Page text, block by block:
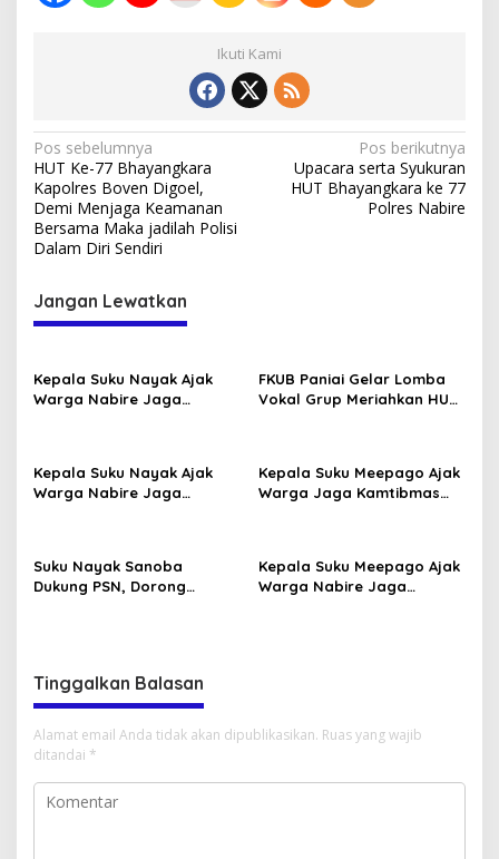
Ikuti Kami
Navigasi
pos
Pos sebelumnya
HUT Ke-77 Bhayangkara
Kapolres Boven Digoel,
Demi Menjaga Keamanan
Bersama Maka jadilah Polisi
Dalam Diri Sendiri
Pos berikutnya
Upacara serta Syukuran
HUT Bhayangkara ke 77
Polres Nabire
Jangan Lewatkan
Kepala Suku Nayak Ajak
Warga Nabire Jaga
FKUB Paniai Gelar Lomba
Vokal Grup Meriahkan HUT
Kepala Suku Nayak Ajak
Warga Nabire Jaga
Kepala Suku Meepago Ajak
Warga Jaga Kamtibmas
Suku Nayak Sanoba
Dukung PSN, Dorong
Kepala Suku Meepago Ajak
Warga Nabire Jaga
Tinggalkan Balasan
Alamat email Anda tidak akan dipublikasikan. Ruas yang wajib
ditandai *